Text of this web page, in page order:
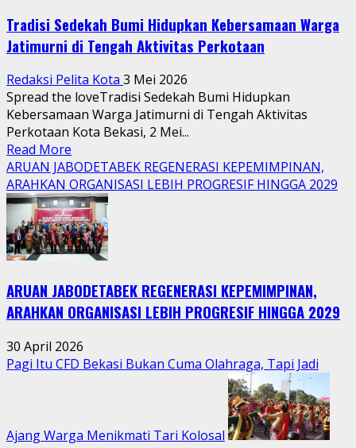
Tradisi Sedekah Bumi Hidupkan Kebersamaan Warga
Jatimurni di Tengah Aktivitas Perkotaan
Redaksi Pelita Kota 3 Mei 2026
Spread the loveTradisi Sedekah Bumi Hidupkan
Kebersamaan Warga Jatimurni di Tengah Aktivitas
Perkotaan Kota Bekasi, 2 Mei...
Read More
more
about
Tradisi
Sedekah
Bumi
Hidupkan
Warga
Jatimurni
di
Tengah
Aktivitas
Perkotaan
ARUAN JABODETABEK REGENERASI KEPEMIMPINAN,
ARAHKAN ORGANISASI LEBIH PROGRESIF HINGGA 2029
ARUAN JABODETABEK REGENERASI KEPEMIMPINAN,
ARAHKAN ORGANISASI LEBIH PROGRESIF HINGGA 2029
30 April 2026
Pagi Itu CFD Bekasi Bukan Cuma Olahraga, Tapi Jadi
Ajang Warga Menikmati Tari Kolosal